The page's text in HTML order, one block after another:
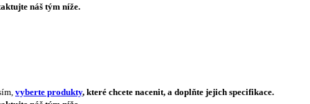
náš tým níže.
vyberte produkty, které chcete nacenit, a doplňte jejich specifikace.